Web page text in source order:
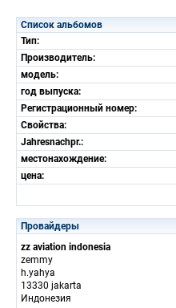
Список альбомов
Тип:
Производитель:
модель:
год выпуска:
Регистрационный номер:
Свойства:
Jahresnachpr.:
местонахождение:
цена:
Провайдеры
zz aviation indonesia
zemmy
h.yahya
13330 jakarta
Индонезия